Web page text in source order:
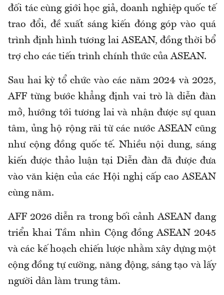
đối tác cùng giới học giả, doanh nghiệp quốc tế
trao đổi, đề xuất sáng kiến đóng góp vào quá
trình định hình tương lai ASEAN, đồng thời bổ
trợ cho các tiến trình chính thức của ASEAN.
Sau hai kỳ tổ chức vào các năm 2024 và 2025,
AFF từng bước khẳng định vai trò là diễn đàn
mở, hướng tới tương lai và nhận được sự quan
tâm, ủng hộ rộng rãi từ các nước ASEAN cũng
như cộng đồng quốc tế. Nhiều nội dung, sáng
kiến được thảo luận tại Diễn đàn đã được đưa
vào văn kiện của các Hội nghị cấp cao ASEAN
cùng năm.
AFF 2026 diễn ra trong bối cảnh ASEAN đang
triển khai Tầm nhìn Cộng đồng ASEAN 2045
và các kế hoạch chiến lược nhằm xây dựng một
cộng đồng tự cường, năng động, sáng tạo và lấy
người dân làm trung tâm.